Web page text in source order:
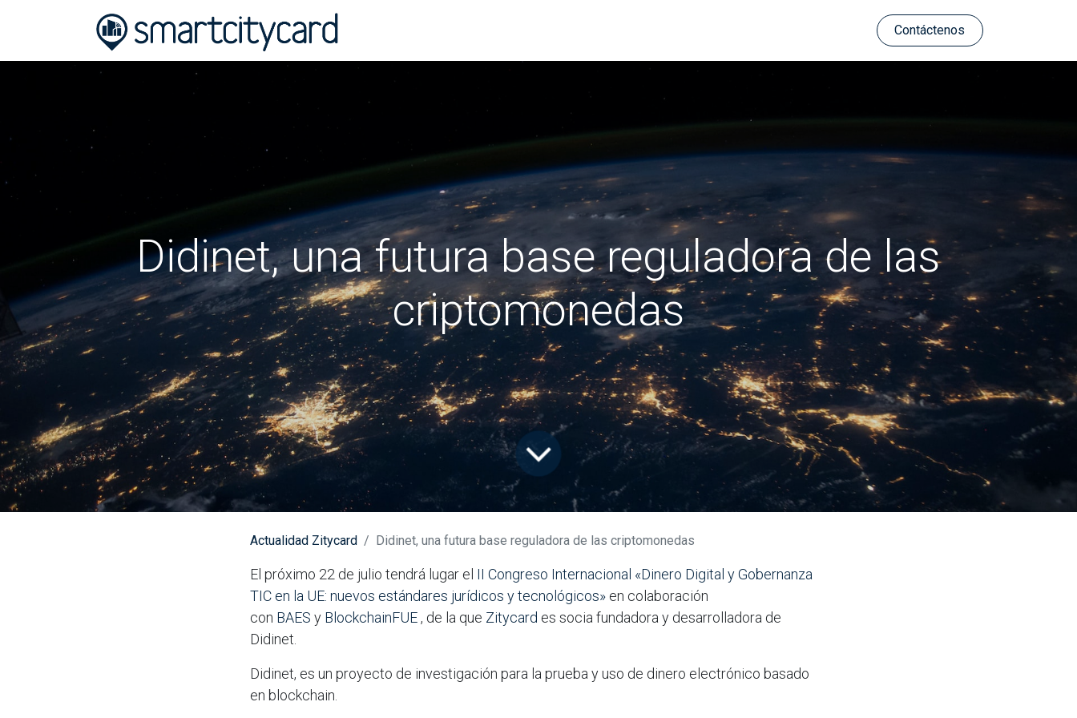
Contáctenos
Didinet, una futura base reguladora de las
criptomonedas
Actualidad Zitycard Didinet, una futura base reguladora de las criptomonedas
El próximo 22 de julio tendrá lugar el II Congreso Internacional «Dinero Digital y Gobernanza
TIC en la UE: nuevos estándares jurídicos y tecnológicos» en colaboración
con BAES y BlockchainFUE, de la que Zitycard es socia fundadora y desarrolladora de
Didinet.
Didinet, es un proyecto de investigación para la prueba y uso de dinero electrónico basado
en blockchain.